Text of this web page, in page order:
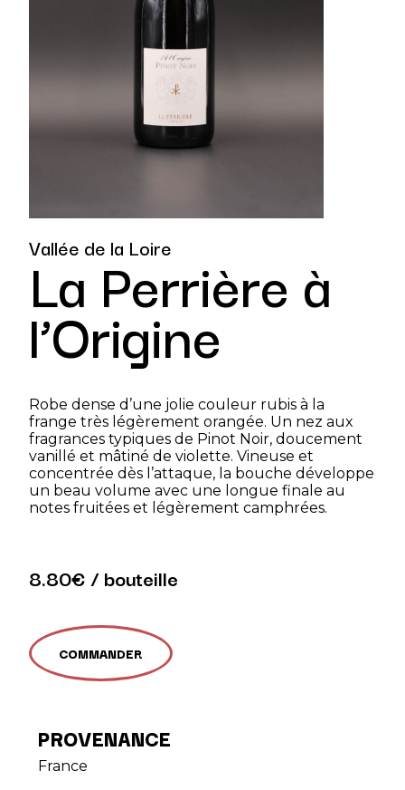
Vallée de la Loire
La Perrière à
l’Origine
Robe dense d’une jolie couleur rubis à la
frange très légèrement orangée. Un nez aux
fragrances typiques de Pinot Noir, doucement
vanillé et mâtiné de violette. Vineuse et
concentrée dès l’attaque, la bouche développe
un beau volume avec une longue finale au
notes fruitées et légèrement camphrées.
8.80€ / bouteille
COMMANDER
PROVENANCE
France